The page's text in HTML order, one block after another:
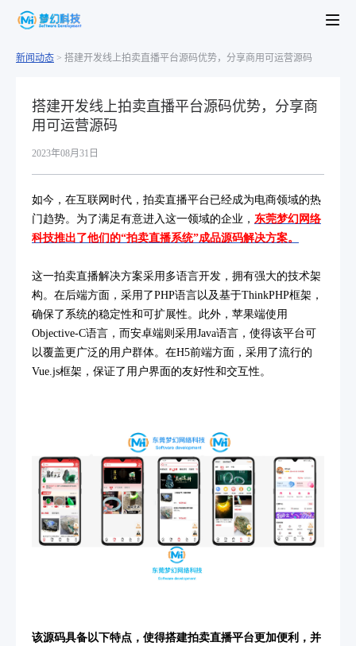
新闻动态 > 搭建开发线上拍卖直播平台源码优势，分享商用可运营源码
搭建开发线上拍卖直播平台源码优势，分享商
用可运营源码
2023年08月31日
如今，在互联网时代，拍卖直播平台已经成为电商领域的热
门趋势。为了满足有意进入这一领域的企业， 东莞梦幻网络
科技推出了他们的“拍卖直播系统”成品源码解决方案。
这一拍卖直播解决方案采用多语言开发，拥有强大的技术架
构。在后端方面，采用了PHP语言以及基于ThinkPHP框架，
确保了系统的稳定性和可扩展性。此外，苹果端使用
Objective-C语言，而安卓端则采用Java语言，使得该平台可
以覆盖更广泛的用户群体。在H5前端方面，采用了流行的
Vue.js框架，保证了用户界面的友好性和交互性。
该源码具备以下特点，使得搭建拍卖直播平台更加便利，并